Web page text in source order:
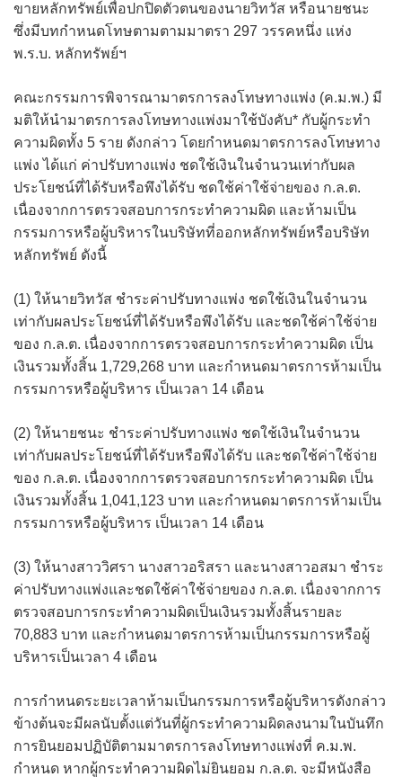
ขายหลักทรัพย์เพื่อปกปิดตัวตนของนายวิทวัส หรือนายชนะ
ซึ่งมีบทกำหนดโทษตามตามมาตรา 297 วรรคหนึ่ง แห่ง
พ.ร.บ. หลักทรัพย์ฯ
คณะกรรมการพิจารณามาตรการลงโทษทางแพ่ง (ค.ม.พ.) มี
มติให้นำมาตรการลงโทษทางแพ่งมาใช้บังคับ* กับผู้กระทำ
ความผิดทั้ง 5 ราย ดังกล่าว โดยกำหนดมาตรการลงโทษทาง
แพ่ง ได้แก่ ค่าปรับทางแพ่ง ชดใช้เงินในจำนวนเท่ากับผล
ประโยชน์ที่ได้รับหรือพึงได้รับ ชดใช้ค่าใช้จ่ายของ ก.ล.ต.
เนื่องจากการตรวจสอบการกระทำความผิด และห้ามเป็น
กรรมการหรือผู้บริหารในบริษัทที่ออกหลักทรัพย์หรือบริษัท
หลักทรัพย์ ดังนี้
(1) ให้นายวิทวัส ชำระค่าปรับทางแพ่ง ชดใช้เงินในจำนวน
เท่ากับผลประโยชน์ที่ได้รับหรือพึงได้รับ และชดใช้ค่าใช้จ่าย
ของ ก.ล.ต. เนื่องจากการตรวจสอบการกระทำความผิด เป็น
เงินรวมทั้งสิ้น 1,729,268 บาท และกำหนดมาตรการห้ามเป็น
กรรมการหรือผู้บริหาร เป็นเวลา 14 เดือน
(2) ให้นายชนะ ชำระค่าปรับทางแพ่ง ชดใช้เงินในจำนวน
เท่ากับผลประโยชน์ที่ได้รับหรือพึงได้รับ และชดใช้ค่าใช้จ่าย
ของ ก.ล.ต. เนื่องจากการตรวจสอบการกระทำความผิด เป็น
เงินรวมทั้งสิ้น 1,041,123 บาท และกำหนดมาตรการห้ามเป็น
กรรมการหรือผู้บริหาร เป็นเวลา 14 เดือน
(3) ให้นางสาววิศรา นางสาวอริสรา และนางสาวอสมา ชำระ
ค่าปรับทางแพ่งและชดใช้ค่าใช้จ่ายของ ก.ล.ต. เนื่องจากการ
ตรวจสอบการกระทำความผิดเป็นเงินรวมทั้งสิ้นรายละ
70,883 บาท และกำหนดมาตรการห้ามเป็นกรรมการหรือผู้
บริหารเป็นเวลา 4 เดือน
การกำหนดระยะเวลาห้ามเป็นกรรมการหรือผู้บริหารดังกล่าว
ข้างต้นจะมีผลนับตั้งแต่วันที่ผู้กระทำความผิดลงนามในบันทึก
การยินยอมปฏิบัติตามมาตรการลงโทษทางแพ่งที่ ค.ม.พ.
กำหนด หากผู้กระทำความผิดไม่ยินยอม ก.ล.ต. จะมีหนังสือ